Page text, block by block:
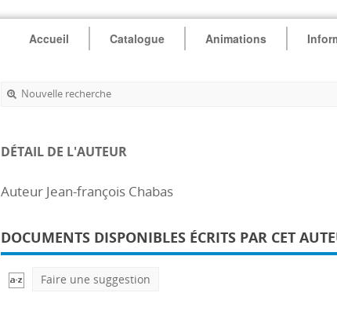
Accueil Catalogue Animations
Nouvelle recherche
DÉTAIL DE L'AUTEUR
Auteur Jean-françois Chabas
DOCUMENTS DISPONIBLES ÉCRITS PAR CET
Faire une suggestion